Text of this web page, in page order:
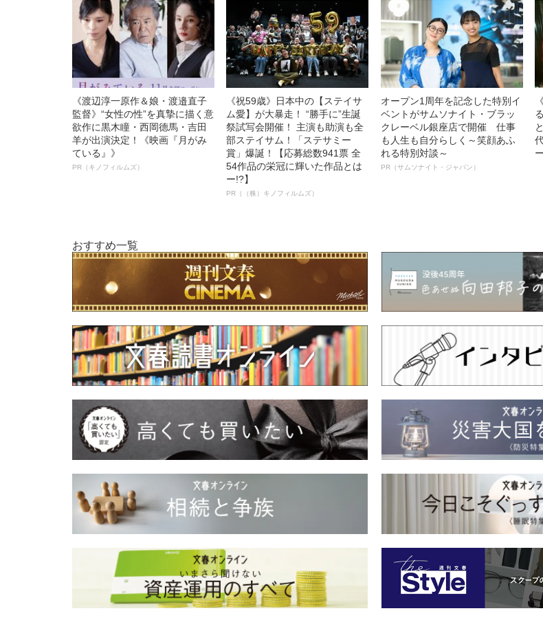
《渡辺淳一原作＆娘・渡邉直子
監督》“女性の性”を真摯に描く意
欲作に黒木瞳・西岡德馬・吉田
羊が出演決定！《映画『月がみ
ている』》
PR（キノフィルムズ）
《祝59歳》日本中の【ステイサ
ム愛】が大暴走！ “勝手に”生誕
祭試写会開催！ 主演も助演も全
部ステイサム！「ステサミー
賞」爆誕！【応募総数941票 全
54作品の栄冠に輝いた作品とは
ー!?】
PR（（株）キノフィルムズ）
オープン1周年を記念した特別イ
ベントがサムソナイト・ブラッ
クレーベル銀座店で開催 仕事
も人生も自分らしく～笑顔あふ
れる特別対談～
PR（サムソナイト・ジャパン）
おすすめ一覧